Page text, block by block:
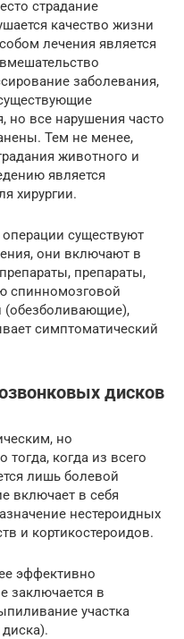
страдание
качество жизни
лечения является
заболевания,
но все нарушения часто
Тем не менее,
животного и
является
хирургии.
существуют
они включают в
препараты,
спинномозговой
(обезболивающие),
симптоматический
дисков
но
когда из всего
лишь болевой
включает в себя
нестероидных
и кортикостероидов.
эффективно
заключается в
участка